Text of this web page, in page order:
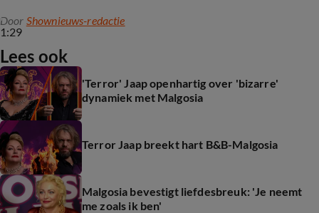
1:29
Door Shownieuws-redactie
Lees ook
'Terror' Jaap openhartig over 'bizarre'
dynamiek met Malgosia
Terror Jaap breekt hart B&B-Malgosia
Malgosia bevestigt liefdesbreuk: 'Je neemt
me zoals ik ben'